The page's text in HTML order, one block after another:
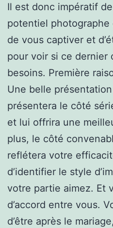
Il est donc impératif
potentiel
de vous captiver et
pour voir si ce dernier
besoins. Première
Une belle
présentera le côté
et lui offrira une
plus, le côté
reflétera votre
d’identifier le style
votre partie aimez. Et
d’accord entre vous.
d’être après le